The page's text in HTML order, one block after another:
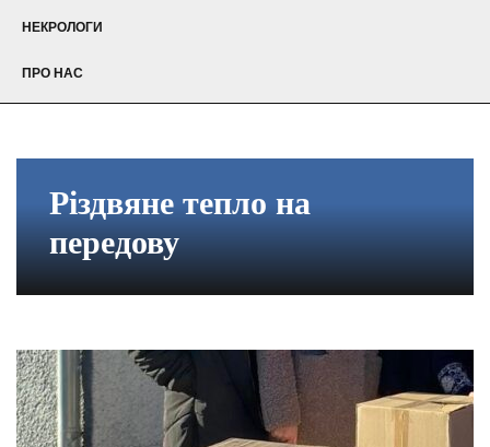
НЕКРОЛОГИ
ПРО НАС
Різдвяне тепло на
передову